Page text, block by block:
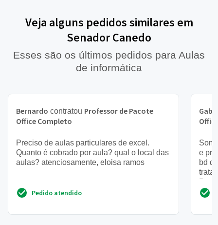
Veja alguns pedidos similares em
Senador Canedo
Esses são os últimos pedidos para Aulas
de informática
Bernardo contratou Professor de Pacote
Office Completo
Preciso de aulas particulares de excel.
Quanto é cobrado por aula? qual o local das
aulas? atenciosamente, eloisa ramos
Pedido atendido
e
bd